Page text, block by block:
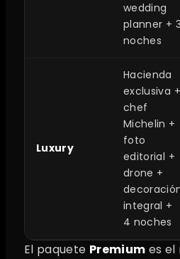
wedding
planner + 3
noches
Luxury
Hacienda
exclusiva +
chef
Michelin +
foto
editorial +
drone +
integral +
4 noches
El paquete Premium es el